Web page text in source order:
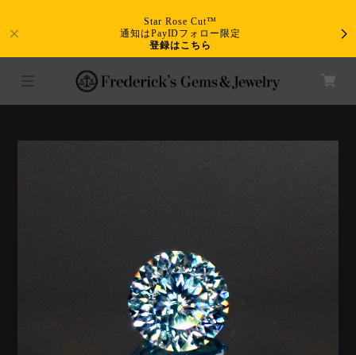
Star Rose Cut™
通知はPayIDフォロー限定
登録はこちら